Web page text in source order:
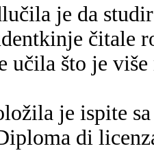
je da
čitale
učila što je
je ispite
di